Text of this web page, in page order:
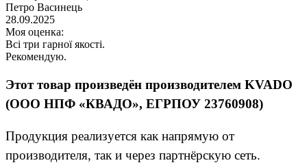
Петро Васинець
28.09.2025
Моя оценка:
Всі три гарної якості.
Рекомендую.
Этот товар произведён производителем KVADO
(ООО НПФ «КВАДО», ЕГРПОУ 23760908)
Продукция реализуется как напрямую от
производителя, так и через партнёрскую сеть.